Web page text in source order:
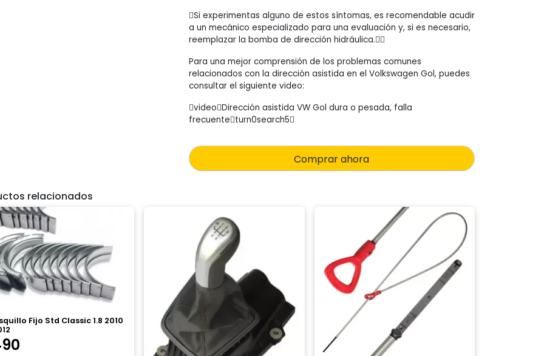
Si experimentas alguno de estos síntomas, es recomendable acudir
a un mecánico especializado para una evaluación y, si es necesario,
reemplazar la bomba de dirección hidráulica.
Para una mejor comprensión de los problemas comunes
relacionados con la dirección asistida en el Volkswagen Gol, puedes
consultar el siguiente video:
videoDirección asistida VW Gol dura o pesada, falla
frecuenteturn0search5
Comprar ahora
relacionados
Fijo Std Classic 1.8 2010